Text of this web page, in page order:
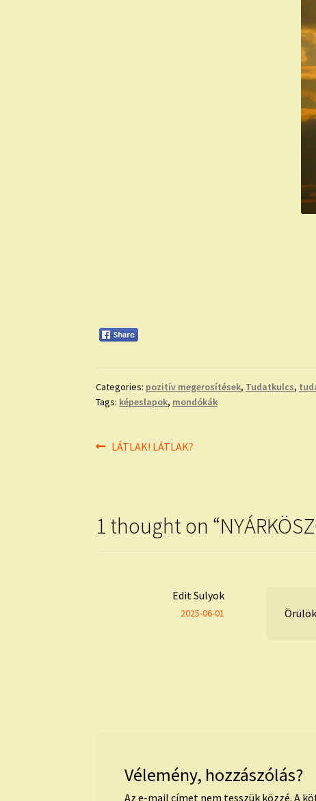
Categories: pozitív megerosítések, Tudatkulcs,
Tags: képeslapok, mondókák
Bejegyzés
Previous
LÁTLAK! LÁTLAK?
1 thought on “
Edit Sulyok
2025-06-01
Vélemény, hozzászólás?
Az e-mail címet nem tesszük közzé. A